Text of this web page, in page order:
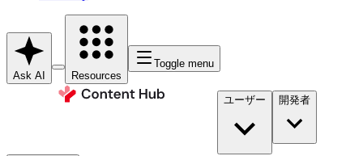
Ask AI Resources
Toggle menu
ユーザー 開発者​